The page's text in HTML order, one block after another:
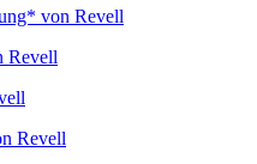
von Revell
Revell
Revell